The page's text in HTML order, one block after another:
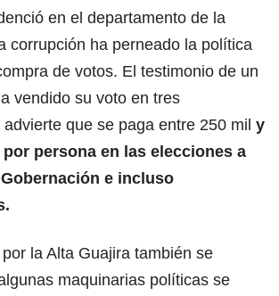
en el departamento de la
corrupción ha perneado la política
de votos. El testimonio de un
vendido su voto en tres
que se paga entre 250 mil y
persona en las elecciones a
e incluso
la Alta Guajira también se
maquinarias políticas se